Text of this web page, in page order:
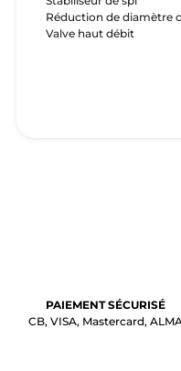
Réduction de diamètre
Valve haut débit
PAIEMENT SÉCURISÉ
CB, VISA, Mastercard,